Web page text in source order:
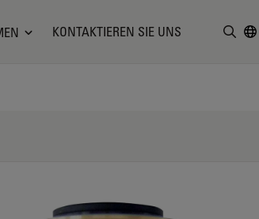
KONTAKTIEREN SIE UNS